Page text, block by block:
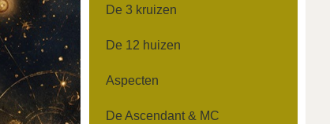
De 3 kruizen
De 12 huizen
Aspecten
De Ascendant & MC